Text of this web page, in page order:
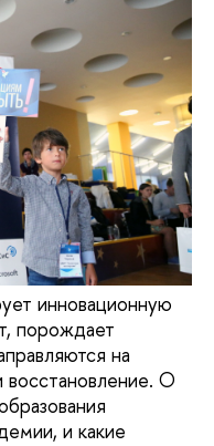
инновационную
порождает
на
восстановление. О
и какие